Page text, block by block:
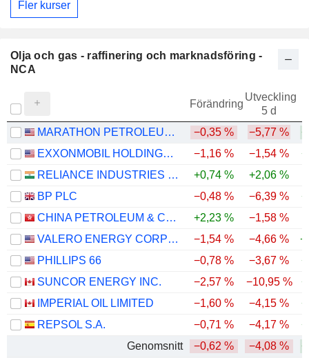
Fler kurser
Olja och gas - raffinering och marknadsföring -
NCA
Förändring
Utveckling
5 d
MARATHON PETROLEUM CORPORATION −0,35 % −5,77 %
EXXONMOBIL HOLDINGS CORPORATION
−1,16 % −1,54 %
RELIANCE INDUSTRIES LTD
+0,74 % +2,06 %
BP PLC
−0,48 % −6,39 %
CHINA PETROLEUM & CHEMICAL CORPORATION
+2,23 % −1,58 %
VALERO ENERGY CORPORATION
−1,54 % −4,66 %
PHILLIPS 66
−0,78 % −3,67 %
SUNCOR ENERGY INC.
−2,57 % −10,95 %
IMPERIAL OIL LIMITED
−1,60 % −4,15 %
REPSOL S.A.
−0,71 % −4,17 %
Genomsnitt
−0,62 % −4,08 %